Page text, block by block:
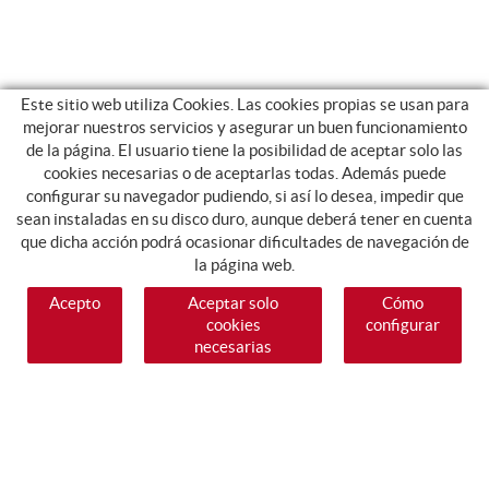
Este sitio web utiliza Cookies. Las cookies propias se usan para
mejorar nuestros servicios y asegurar un buen funcionamiento
de la página. El usuario tiene la posibilidad de aceptar solo las
cookies necesarias o de aceptarlas todas. Además puede
configurar su navegador pudiendo, si así lo desea, impedir que
sean instaladas en su disco duro, aunque deberá tener en cuenta
que dicha acción podrá ocasionar dificultades de navegación de
la página web.
Acepto
Aceptar solo
cookies
necesarias
Cómo
configurar